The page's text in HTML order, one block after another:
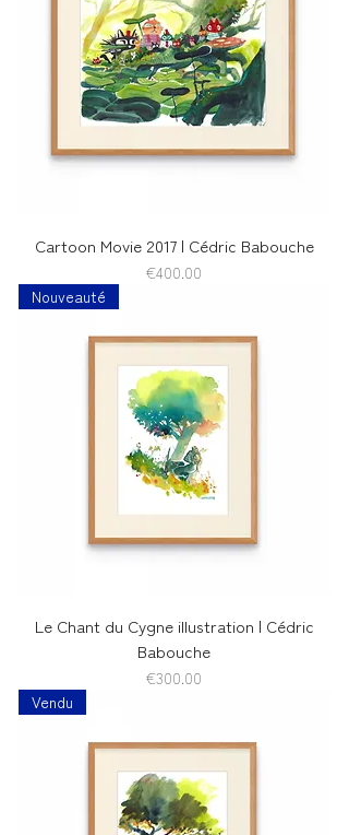
Cartoon Movie 2017 | Cédric Babouche
Price
€400.00
Nouveauté
Le Chant du Cygne illustration | Cédric
Babouche
Price
€300.00
Vendu